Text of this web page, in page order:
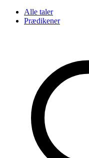
Alle taler
Prædikener